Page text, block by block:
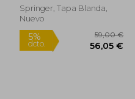
Springer, Tapa Blanda,
Nuevo